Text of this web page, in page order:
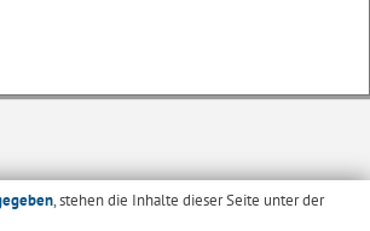
, stehen die Inhalte dieser Seite unter der